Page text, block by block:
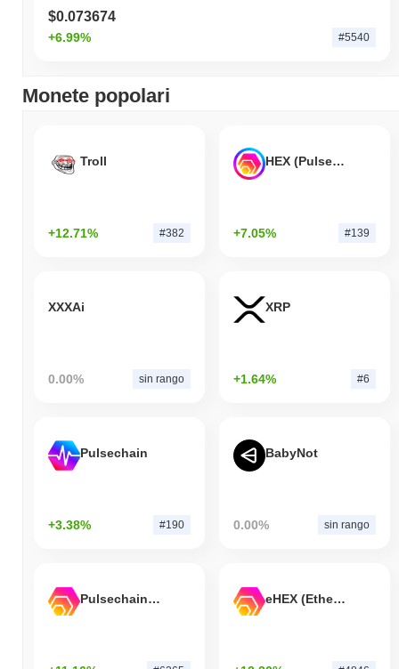
$0.073674
+6.99% #5540
Monete popolari
Troll
+12.71% #382
HEX (Pulsechain)
+7.05% #139
XXXAi
0.00% sin rango
XRP
+1.64% #6
Pulsechain
+3.38% #190
BabyNot
0.00% sin rango
Pulsechain Bridged HEX (Pulsechain) eHEX (Ethereum)